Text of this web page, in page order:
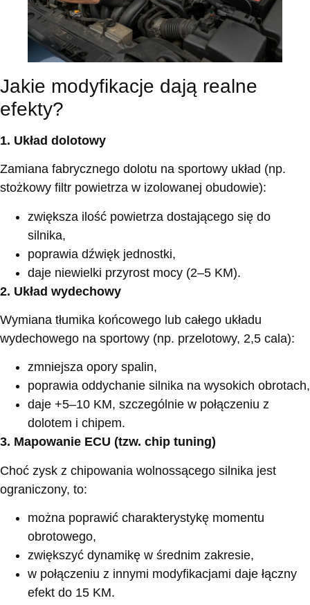
Jakie modyfikacje dają realne
efekty?
1. Układ dolotowy
Zamiana fabrycznego dolotu na sportowy układ (np.
stożkowy filtr powietrza w izolowanej obudowie):
zwiększa ilość powietrza dostającego się do
silnika,
poprawia dźwięk jednostki,
daje niewielki przyrost mocy (2–5 KM).
2. Układ wydechowy
Wymiana tłumika końcowego lub całego układu
wydechowego na sportowy (np. przelotowy, 2,5 cala):
zmniejsza opory spalin,
poprawia oddychanie silnika na wysokich obrotach,
daje +5–10 KM, szczególnie w połączeniu z
dolotem i chipem.
3. Mapowanie ECU (tzw. chip tuning)
Choć zysk z chipowania wolnossącego silnika jest
ograniczony, to:
można poprawić charakterystykę momentu
obrotowego,
zwiększyć dynamikę w średnim zakresie,
w połączeniu z innymi modyfikacjami daje łączny
efekt do 15 KM.